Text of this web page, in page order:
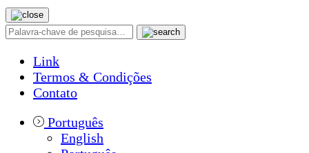
Link
Termos & Condições
Contato
Português
English